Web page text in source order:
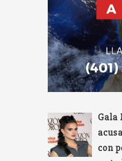
Gala
con